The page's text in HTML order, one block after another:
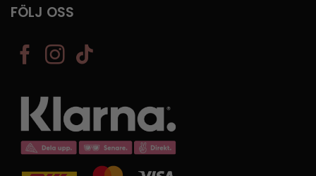
FÖLJ OSS